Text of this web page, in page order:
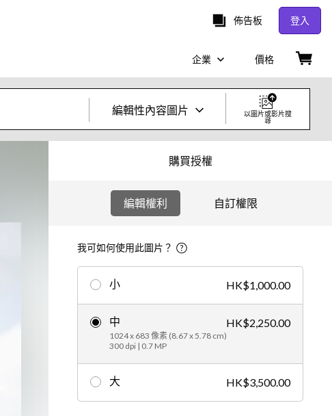
佈告板 登入
企業 價格
編輯性內容圖片
創意照片及影片
圖片
創意
創意
以圖片或影片搜
尋
購買授權
編輯權利 自訂權限
我可如何使用此圖片？
小 HK$1,000.00
中
1024 x 683 像素 (8.67 x 5.78 cm)
300 dpi | 0.7 MP
HK$2,250.00
大 HK$3,500.00